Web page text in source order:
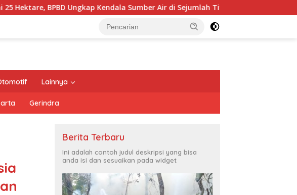
Kendala Sumber Air di Sejumlah Titik TPP ASN Sintang Dipastikan
Lainnya
Gerindra
Berita Terbaru
Ini adalah contoh judul deskripsi yang bisa
anda isi dan sesuaikan pada widget